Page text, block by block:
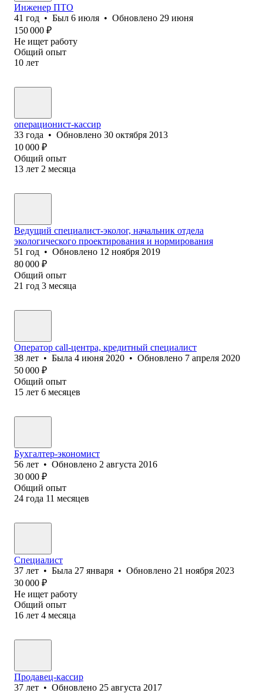
Инженер ПТО
41 год • Был 6 июля • Обновлено 29 июня
150 000 ₽
Не ищет работу
Общий опыт
10 лет
операционист-кассир
33 года • Обновлено 30 октября 2013
10 000 ₽
Общий опыт
13 лет 2 месяца
Ведущий специалист-эколог, начальник отдела
экологического проектирования и нормирования
51 год • Обновлено 12 ноября 2019
80 000 ₽
Общий опыт
21 год 3 месяца
Оператор call-центра, кредитный специалист
38 лет • Была 4 июня 2020 • Обновлено 7 апреля 2020
50 000 ₽
Общий опыт
15 лет 6 месяцев
Бухгалтер-экономист
56 лет • Обновлено 2 августа 2016
30 000 ₽
Общий опыт
24 года 11 месяцев
Специалист
37 лет • Была 27 января • Обновлено 21 ноября 2023
30 000 ₽
Не ищет работу
Общий опыт
16 лет 4 месяца
Продавец-кассир
37 лет • Обновлено 25 августа 2017